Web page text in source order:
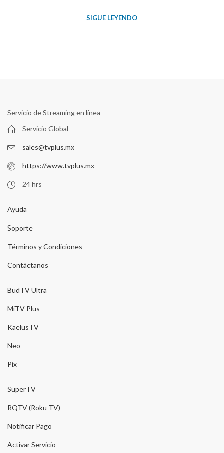
SIGUE LEYENDO
Servicio de Streaming en línea
Servicio Global
sales@tvplus.mx
https://www.tvplus.mx
24 hrs
Ayuda
Soporte
Términos y Condiciones
Contáctanos
BudTV Ultra
MiTV Plus
KaelusTV
Neo
Pix
SuperTV
RQTV (Roku TV)
Notificar Pago
Activar Servicio